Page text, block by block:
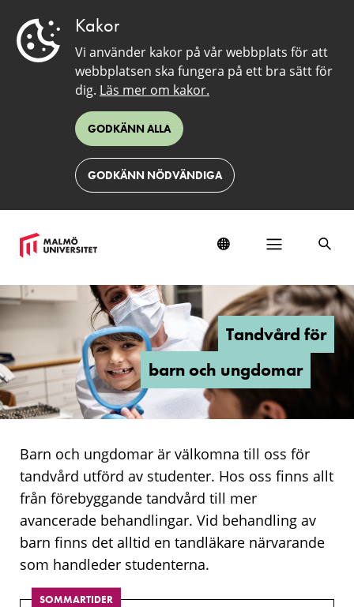
Kakor
Vi använder kakor på vår webbplats för att
webbplatsen ska fungera på ett bra sätt för
dig. Läs mer om kakor.
GODKÄNN ALLA
GODKÄNN NÖDVÄNDIGA
Tandvård
för
barn
ungdomar
Tandvård för
barn och ungdomar
Barn och ungdomar är välkomna till oss för
tandvård utförd av studenter. Hos oss finns allt
från förebyggande tandvård till mer
avancerade behandlingar. Vid behandling av
barn finns det alltid en tandläkare närvarande
som handleder studenterna.
SOMMARTIDER